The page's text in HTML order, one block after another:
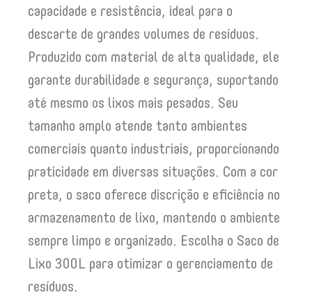
capacidade e resistência, ideal para o
descarte de grandes volumes de resíduos.
Produzido com material de alta qualidade, ele
garante durabilidade e segurança, suportando
até mesmo os lixos mais pesados. Seu
tamanho amplo atende tanto ambientes
comerciais quanto industriais, proporcionando
praticidade em diversas situações. Com a cor
preta, o saco oferece discrição e eficiência no
armazenamento de lixo, mantendo o ambiente
sempre limpo e organizado. Escolha o Saco de
Lixo 300L para otimizar o gerenciamento de
resíduos.